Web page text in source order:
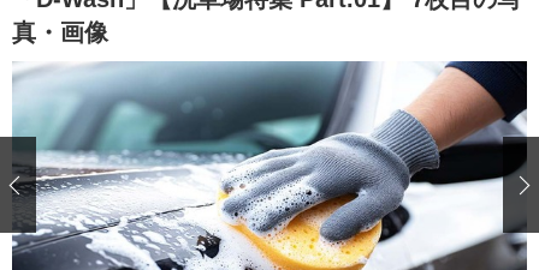
九州 沖縄
注目の記事
ショップレポート 愛車 File
自動車豆知識 ストップ！不具合修理＆粗悪修理
鈑金・塗装
ディテイリング
ディテイリング 洗車
ヘッドライト磨き コーティング
鈑金・塗装
真・画像